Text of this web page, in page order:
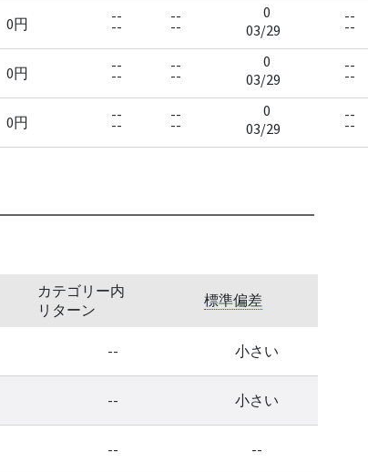
0円 --
--
--
--
0
03/29
--
--
0円 --
--
--
--
0
03/29
--
--
0円 --
--
--
--
0
03/29
--
--
カテゴリー内
リターン
標準偏差
-- 小さい
-- 小さい
-- --